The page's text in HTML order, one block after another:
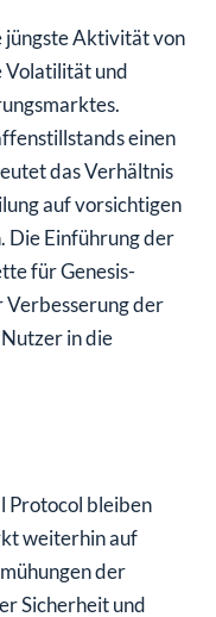
jüngste Aktivität von
Volatilität und
einen
das Verhältnis
auf vorsichtigen
Die Einführung der
für Genesis-
Verbesserung der
in die
Protocol bleiben
weiterhin auf
der
Sicherheit und